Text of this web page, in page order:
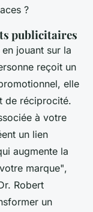
?
publicitaires
jouant sur la
reçoit un
elle
de réciprocité.
à votre
un lien
augmente la
marque",
Robert
un